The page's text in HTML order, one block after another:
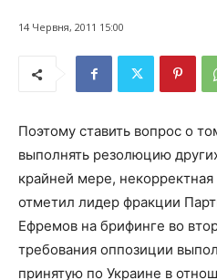
14 Червня, 2011 15:00
Поэтому ставить вопрос о
выполнять резолюцию
крайней мере, некорректная
отметил лидер фракции
Ефремов на брифинге во
требования оппозиции
принятую по Украине в